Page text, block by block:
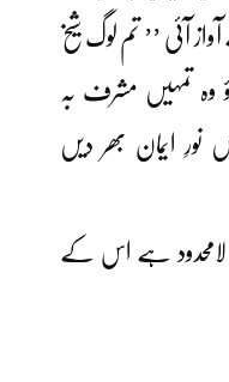
آئی ’’ تم لوگ شیخ
وہ تمہیں مشرف بہ
ایمان بھر دیں
لامحدود ہے اس کے